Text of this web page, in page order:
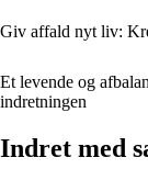
Giv affald nyt liv:
Et levende og
indretningen
Indret med